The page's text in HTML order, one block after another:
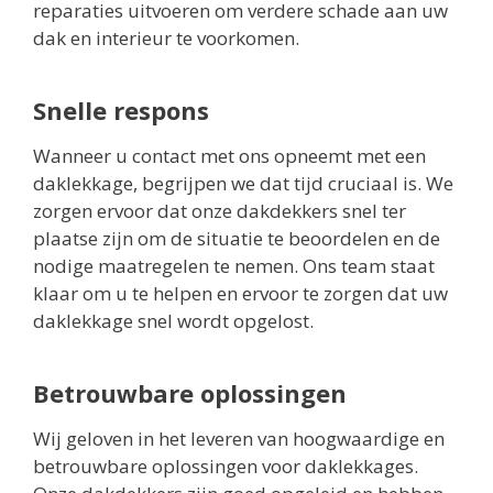
reparaties uitvoeren om verdere schade aan uw
dak en interieur te voorkomen.
Snelle respons
Wanneer u contact met ons opneemt met een
daklekkage, begrijpen we dat tijd cruciaal is. We
zorgen ervoor dat onze dakdekkers snel ter
plaatse zijn om de situatie te beoordelen en de
nodige maatregelen te nemen. Ons team staat
klaar om u te helpen en ervoor te zorgen dat uw
daklekkage snel wordt opgelost.
Betrouwbare oplossingen
Wij geloven in het leveren van hoogwaardige en
betrouwbare oplossingen voor daklekkages.